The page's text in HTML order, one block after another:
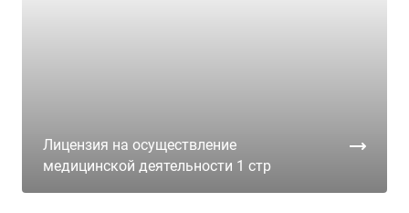
Лицензия на осуществление
медицинской деятельности 1 стр